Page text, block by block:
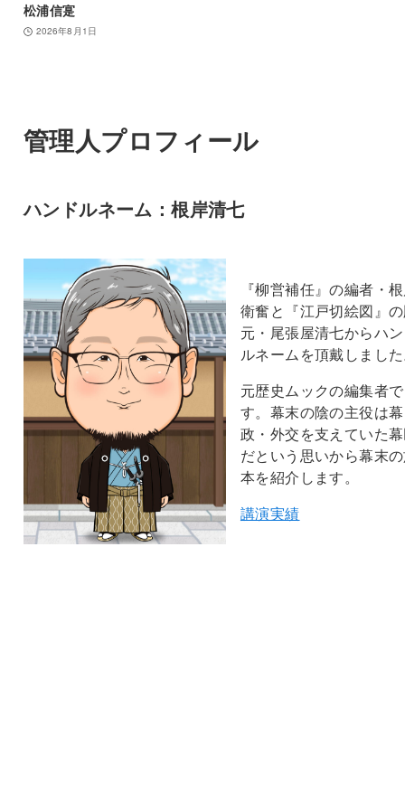
松浦信寔
2026年8月1日
管理人プロフィール
ハンドルネーム：根岸清七
『柳営補任』の編者・
衛奮と『江戸切絵図』
元・尾張屋清七からハ
ルネームを頂戴しまし
元歴史ムックの編集者で
す。幕末の陰の主役は幕
政・外交を支えていた
だという思いから幕末
本を紹介します。
講演実績